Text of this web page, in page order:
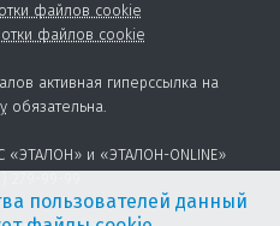
файлов cookie
файлов cookie
активная гиперссылка на
обязательна.
и «ЭТАЛОН-ONLINE»
пользователей данный